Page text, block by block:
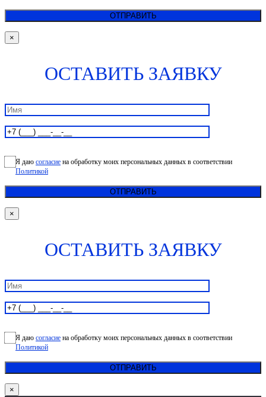
×
ОСТАВИТЬ ЗАЯВКУ
Я даю согласие на обработку моих персональных данных в соответствии
Политикой
×
ОСТАВИТЬ ЗАЯВКУ
Я даю согласие на обработку моих персональных данных в соответствии
Политикой
×